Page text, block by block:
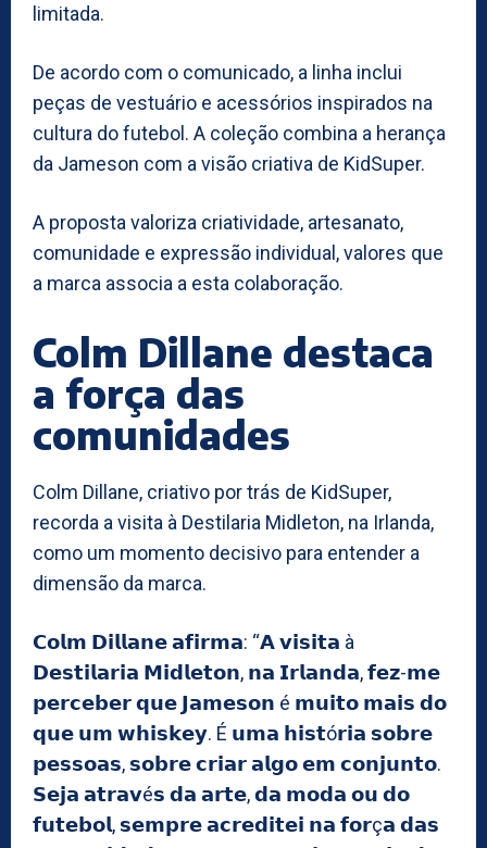
limitada.
De acordo com o comunicado, a linha inclui
peças de vestuário e acessórios inspirados na
cultura do futebol. A coleção combina a herança
da Jameson com a visão criativa de KidSuper.
A proposta valoriza criatividade, artesanato,
comunidade e expressão individual, valores que
a marca associa a esta colaboração.
Colm Dillane destaca
a força das
comunidades
Colm Dillane, criativo por trás de KidSuper,
recorda a visita à Destilaria Midleton, na Irlanda,
como um momento decisivo para entender a
dimensão da marca.
𝗖𝗼𝗹𝗺 𝗗𝗶𝗹𝗹𝗮𝗻𝗲 𝗮𝗳𝗶𝗿𝗺𝗮: “𝗔 𝘃𝗶𝘀𝗶𝘁𝗮 à
𝗗𝗲𝘀𝘁𝗶𝗹𝗮𝗿𝗶𝗮 𝗠𝗶𝗱𝗹𝗲𝘁𝗼𝗻, 𝗻𝗮 𝗜𝗿𝗹𝗮𝗻𝗱𝗮, 𝗳𝗲𝘇-𝗺𝗲
𝗽𝗲𝗿𝗰𝗲𝗯𝗲𝗿 𝗾𝘂𝗲 𝗝𝗮𝗺𝗲𝘀𝗼𝗻 é 𝗺𝘂𝗶𝘁𝗼 𝗺𝗮𝗶𝘀 𝗱𝗼
𝗾𝘂𝗲 𝘂𝗺 𝘄𝗵𝗶𝘀𝗸𝗲𝘆. É 𝘂𝗺𝗮 𝗵𝗶𝘀𝘁ó𝗿𝗶𝗮 𝘀𝗼𝗯𝗿𝗲
𝗽𝗲𝘀𝘀𝗼𝗮𝘀, 𝘀𝗼𝗯𝗿𝗲 𝗰𝗿𝗶𝗮𝗿 𝗮𝗹𝗴𝗼 𝗲𝗺 𝗰𝗼𝗻𝗷𝘂𝗻𝘁𝗼.
𝗦𝗲𝗷𝗮 𝗮𝘁𝗿𝗮𝘃é𝘀 𝗱𝗮 𝗮𝗿𝘁𝗲, 𝗱𝗮 𝗺𝗼𝗱𝗮 𝗼𝘂 𝗱𝗼
𝗳𝘂𝘁𝗲𝗯𝗼𝗹, 𝘀𝗲𝗺𝗽𝗿𝗲 𝗮𝗰𝗿𝗲𝗱𝗶𝘁𝗲𝗶 𝗻𝗮 𝗳𝗼𝗿ç𝗮 𝗱𝗮𝘀